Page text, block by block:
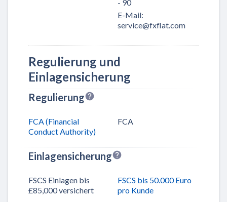
- 90
E-Mail:
service@fxflat.com
Regulierung und
Einlagensicherung
Regulierung
FCA (Financial
Conduct Authority)
FCA
Einlagensicherung
FSCS Einlagen bis
£85,000 versichert
FSCS bis 50.000 Euro
pro Kunde